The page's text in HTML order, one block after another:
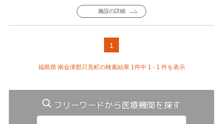
施設の詳細
1
福島県 南会津郡只見町の検索結果 1件中 1 - 1 件を表示
フリーワードから医療機関を探す